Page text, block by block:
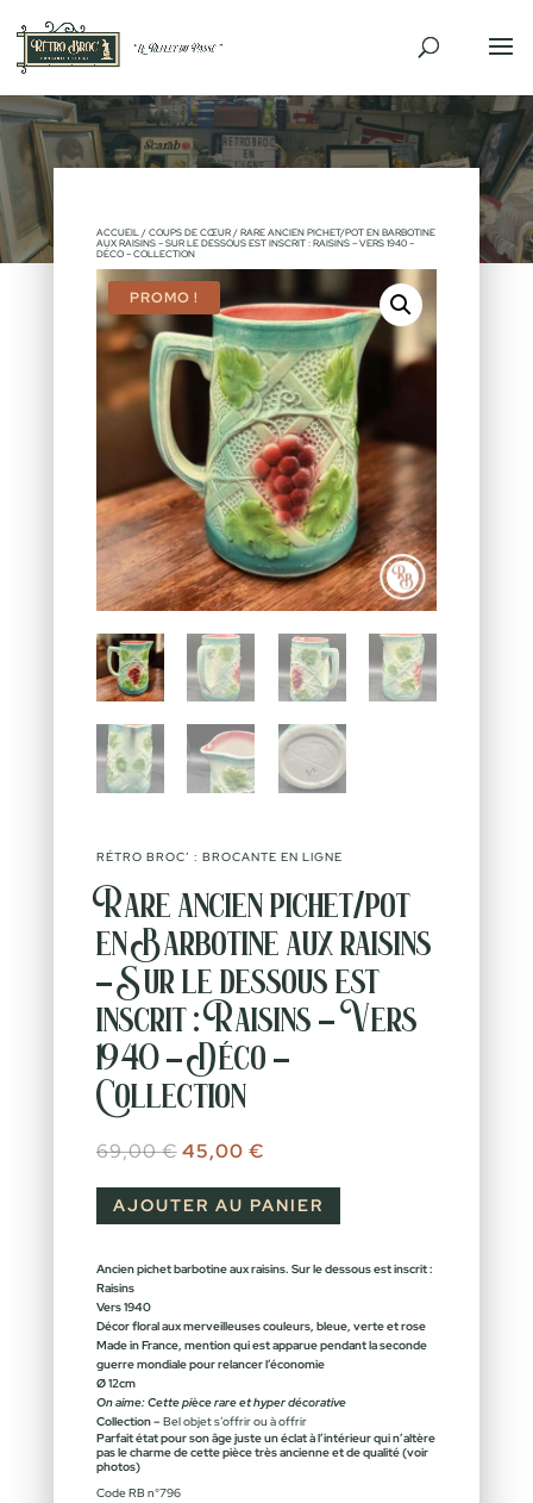
ACCUEIL/ COUPS DE CŒUR/ RARE ANCIEN PICHET/POT EN BARBOTINE
AUX RAISINS – SUR LE DESSOUS EST INSCRIT : RAISINS – VERS 1940 –
DÉCO – COLLECTION
PROMO !
RÉTRO BROC’ : BROCANTE EN LIGNE
Rare ancien pichet/pot
en Barbotine aux raisins
– Sur le dessous est
inscrit : Raisins – Vers
1940 – Déco –
Collection
69,00€ Le prix initial était : 69,00 €.
45,00 €
AJOUTER AU PANIER
Ancien pichet barbotine aux raisins. Sur le dessous est inscrit :
Raisins
Vers 1940
Décor floral aux merveilleuses couleurs, bleue, verte et rose
Made in France, mention qui est apparue pendant la seconde
guerre mondiale pour relancer l’économie
Ø 12cm
On aime: Cette pièce rare et hyper décorative
Collection – Bel objet s’offrir ou à offrir
Parfait état pour son âge juste un éclat à l’intérieur qui n’altère
pas le charme de cette pièce très ancienne et de qualité (voir
photos)
Code RB n°796